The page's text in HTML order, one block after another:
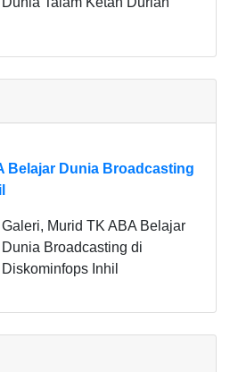
Belajar Dunia Broadcasting
Galeri, Murid TK ABA Belajar
Dunia Broadcasting di
Diskominfops Inhil